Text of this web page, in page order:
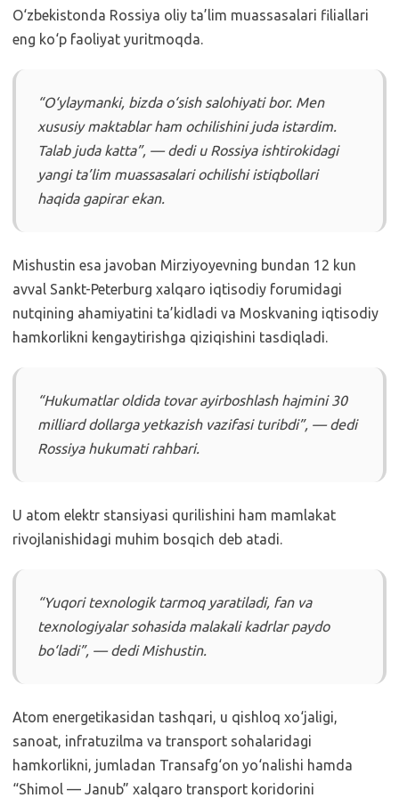
O‘zbekistonda Rossiya oliy ta’lim muassasalari filiallari
eng ko‘p faoliyat yuritmoqda.
“O‘ylaymanki, bizda o‘sish salohiyati bor. Men
xususiy maktablar ham ochilishini juda istardim.
Talab juda katta”, — dedi u Rossiya ishtirokidagi
yangi ta’lim muassasalari ochilishi istiqbollari
haqida gapirar ekan.
Mishustin esa javoban Mirziyoyevning bundan 12 kun
avval Sankt-Peterburg xalqaro iqtisodiy forumidagi
nutqining ahamiyatini ta’kidladi va Moskvaning iqtisodiy
hamkorlikni kengaytirishga qiziqishini tasdiqladi.
“Hukumatlar oldida tovar ayirboshlash hajmini 30
milliard dollarga yetkazish vazifasi turibdi”, — dedi
Rossiya hukumati rahbari.
U atom elektr stansiyasi qurilishini ham mamlakat
rivojlanishidagi muhim bosqich deb atadi.
“Yuqori texnologik tarmoq yaratiladi, fan va
texnologiyalar sohasida malakali kadrlar paydo
bo‘ladi”, — dedi Mishustin.
Atom energetikasidan tashqari, u qishloq xo‘jaligi,
sanoat, infratuzilma va transport sohalaridagi
hamkorlikni, jumladan Transafg‘on yo‘nalishi hamda
“Shimol — Janub” xalqaro transport koridorini